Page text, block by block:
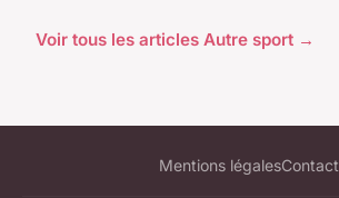
Voir tous les articles Autre sport →
Mentions légalesContact